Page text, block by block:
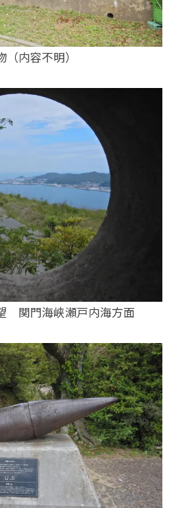
内容不明）
関門海峡瀬戸内海方面